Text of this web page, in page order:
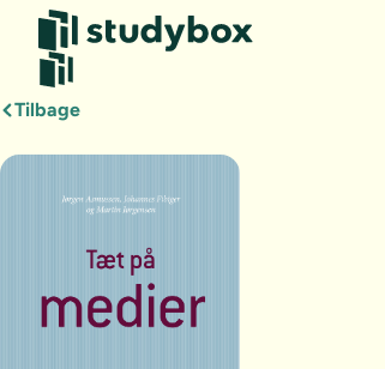
Tilbage